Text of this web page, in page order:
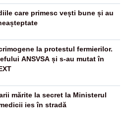
care primesc vești bune și au
la protestul fermierilor.
ANSVSA și s-au mutat în
mărite la secret la Ministerul
ies în stradă